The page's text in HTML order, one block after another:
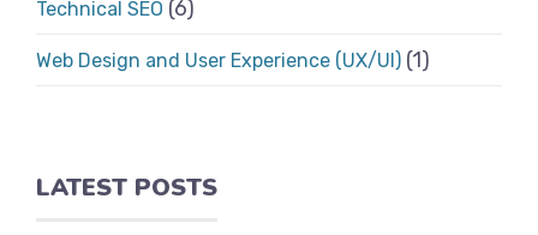
Technical SEO (6)
Web Design and User Experience (UX/UI) (1)
LATEST POSTS